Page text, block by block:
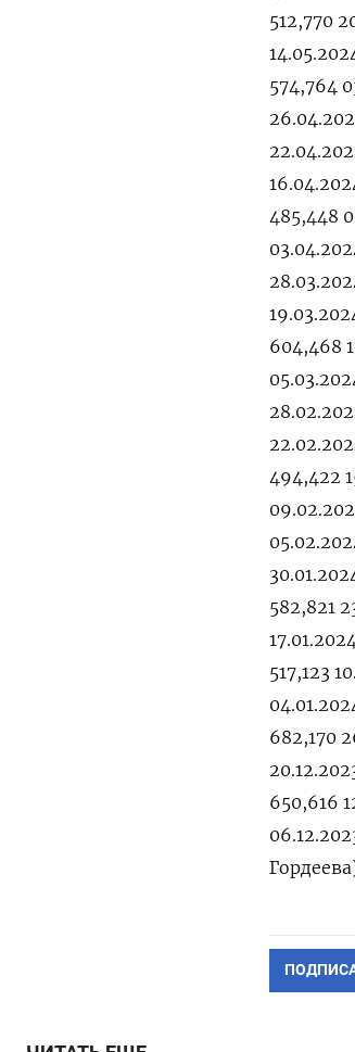
512,770
574,764
485,448
604,468
494,422
582,821
517,123
682,170
650,616